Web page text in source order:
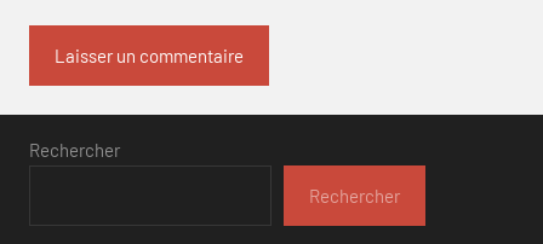
Rechercher
Rechercher